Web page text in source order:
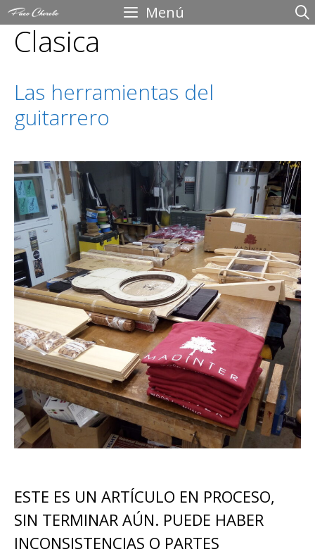
Saltar
contenido
Menú
Clasica
Las herramientas del
guitarrero
ESTE ES UN ARTÍCULO EN PROCESO,
SIN TERMINAR AÚN. PUEDE HABER
INCONSISTENCIAS O PARTES